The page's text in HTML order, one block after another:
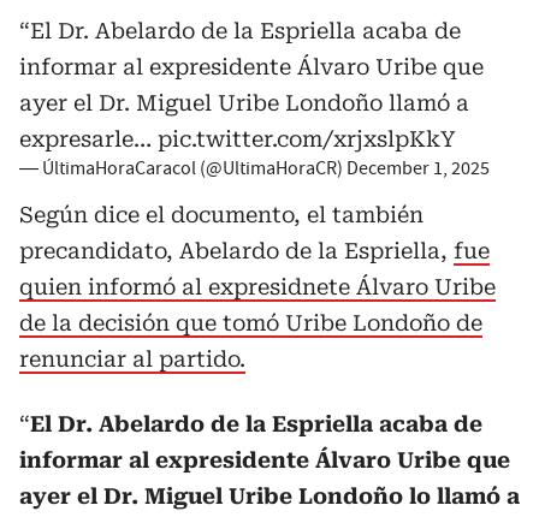
“El Dr. Abelardo de la Espriella acaba de
informar al expresidente Álvaro Uribe que
ayer el Dr. Miguel Uribe Londoño llamó a
expresarle… pic.twitter.com/xrjxslpKkY
— ÚltimaHoraCaracol (@UltimaHoraCR) December 1, 2025
Según dice el documento, el también
precandidato, Abelardo de la Espriella, fue
quien informó al expresidnete Álvaro Uribe
de la decisión que tomó Uribe Londoño de
renunciar al partido.
“El Dr. Abelardo de la Espriella acaba de
informar al expresidente Álvaro Uribe que
ayer el Dr. Miguel Uribe Londoño lo llamó a